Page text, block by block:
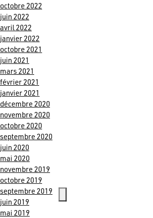
octobre 2022
juin 2022
avril 2022
janvier 2022
octobre 2021
juin 2021
mars 2021
février 2021
janvier 2021
décembre 2020
novembre 2020
octobre 2020
septembre 2020
juin 2020
mai 2020
novembre 2019
octobre 2019
septembre 2019
juin 2019
mai 2019